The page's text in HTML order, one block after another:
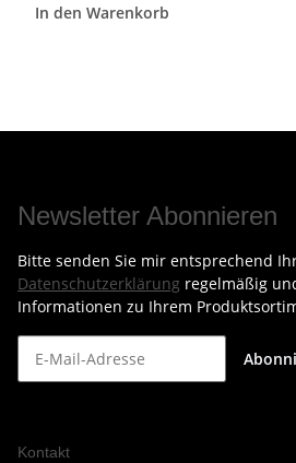
In den Warenkorb
Newsletter Abonnieren
Bitte senden Sie mir entsprechend
Datenschutzerklärung regelmäßig
Informationen zu Ihrem
Kontakt